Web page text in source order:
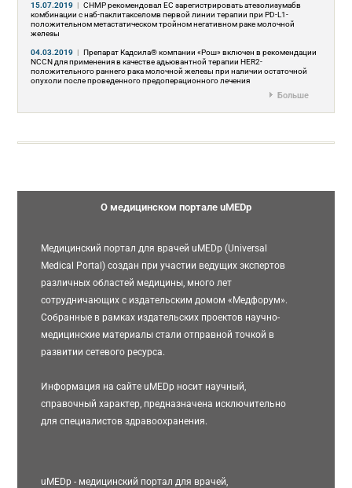
15.07.2019 | CHMP рекомендовал ЕС зарегистрировать атезолизумабв
комбинации с наб-паклитакселомв первой линии терапии при PD-L1-
положительном метастатическом тройном негативном раке молочной
железы
04.03.2019 | Препарат Кадсила® компании «Рош» включен в рекомендации
NCCN для применения в качестве адьювантной терапии HER2-
положительного раннего рака молочной железы при наличии остаточной
опухоли после проведенного предоперационного лечения
Больше
О медицинском портале uMEDp
Медицинский портал для врачей uMEDp (Universal
Medical Portal) создан при участии ведущих экспертов
различных областей медицины, много лет
сотрудничающих с издательским домом «Медфорум».
Собранные в рамках издательских проектов научно-
медицинские материалы стали отправной точкой в
развитии сетевого ресурса.
Информация на сайте uMEDp носит научный,
справочный характер, предназначена исключительно
для специалистов здравоохранения.
uMEDp - медицинский портал для врачей,